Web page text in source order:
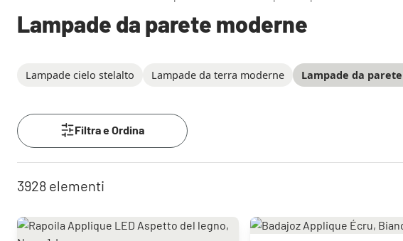
Lampade da parete moderne
Lampade cielo stelalto Lampade da terra moderne Lampade da
Filtra e Ordina
3928 elementi